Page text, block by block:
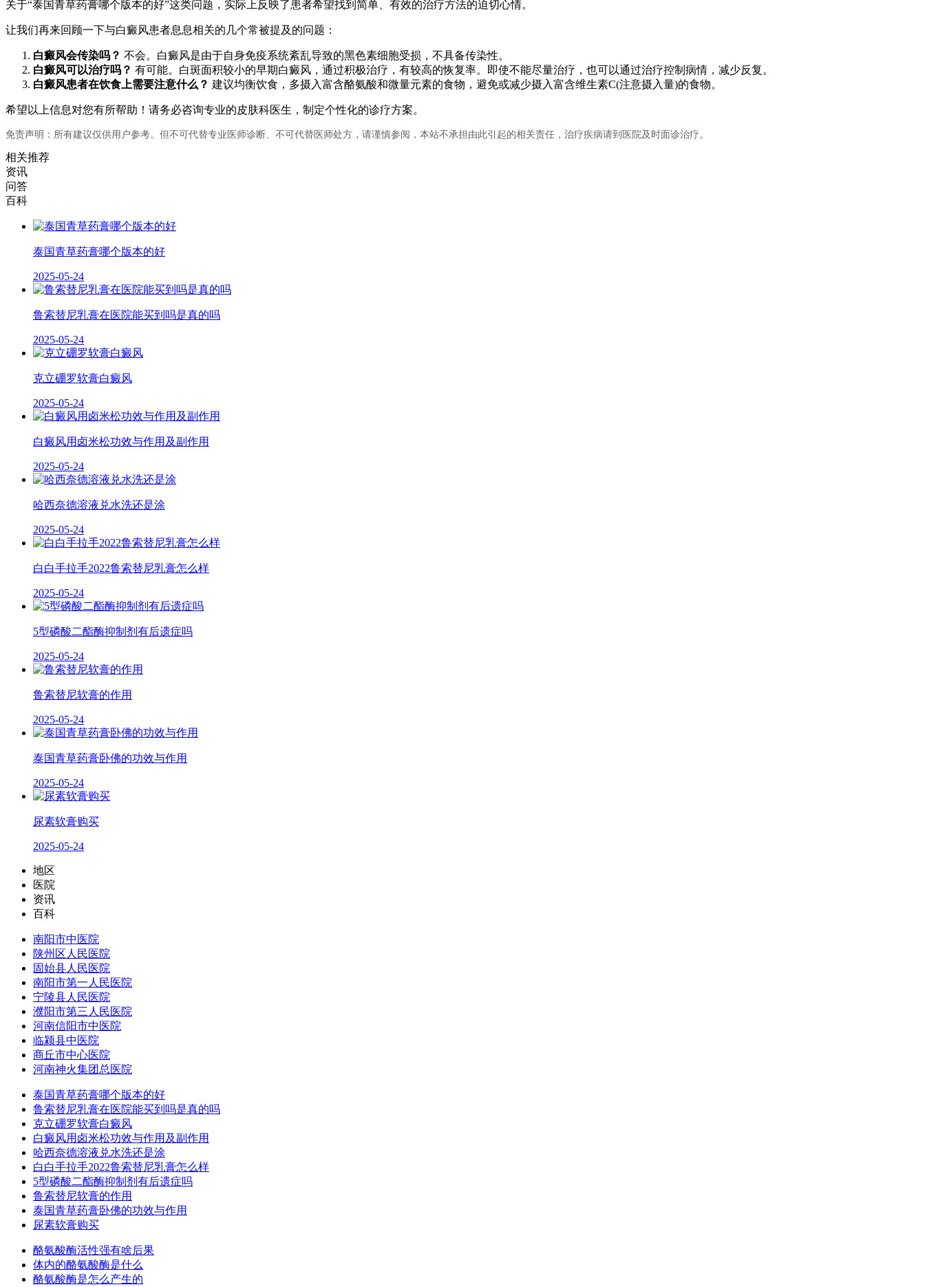
关于“泰国青草药膏哪个版本的好”这类问题，实际上反映了患者希望找到简单、有效的治疗方法的迫切心情。
让我们再来回顾一下与白癜风患者息息相关的几个常被提及的问题：
白癜风会传染吗？ 不会。白癜风是由于自身免疫系统紊乱导致的黑色素细胞受损，不具备传染性。
白癜风可以治疗吗？ 有可能。白斑面积较小的早期白癜风，通过积极治疗，有较高的恢复率。即使不能尽量治疗，也可以通过治疗控制病情，减少反复。
白癜风患者在饮食上需要注意什么？ 建议均衡饮食，多摄入富含酪氨酸和微量元素的食物，避免或减少摄入富含维生素C(注意摄入量)的食物。
希望以上信息对您有所帮助！请务必咨询专业的皮肤科医生，制定个性化的诊疗方案。
免责声明：所有建议仅供用户参考。但不可代替专业医师诊断、不可代替医师处方，请谨慎参阅，本站不承担由此引起的相关责任，治疗疾病请到医院及时面诊治疗。
相关推荐
资讯
问答
百科
泰国青草药膏哪个版本的好
2025-05-24
鲁索替尼乳膏在医院能买到吗是真的吗
2025-05-24
克立硼罗软膏白癜风
2025-05-24
白癜风用卤米松功效与作用及副作用
2025-05-24
哈西奈德溶液兑水洗还是涂
2025-05-24
白白手拉手2022鲁索替尼乳膏怎么样
2025-05-24
5型磷酸二酯酶抑制剂有后遗症吗
2025-05-24
鲁索替尼软膏的作用
2025-05-24
泰国青草药膏卧佛的功效与作用
2025-05-24
尿素软膏购买
2025-05-24
地区
医院
资讯
百科
南阳市中医院
陕州区人民医院
固始县人民医院
南阳市第一人民医院
宁陵县人民医院
濮阳市第三人民医院
河南信阳市中医院
临颍县中医院
商丘市中心医院
河南神火集团总医院
泰国青草药膏哪个版本的好
鲁索替尼乳膏在医院能买到吗是真的吗
克立硼罗软膏白癜风
白癜风用卤米松功效与作用及副作用
哈西奈德溶液兑水洗还是涂
白白手拉手2022鲁索替尼乳膏怎么样
5型磷酸二酯酶抑制剂有后遗症吗
鲁索替尼软膏的作用
泰国青草药膏卧佛的功效与作用
尿素软膏购买
酪氨酸酶活性强有啥后果
体内的酪氨酸酶是什么
酪氨酸酶是怎么产生的